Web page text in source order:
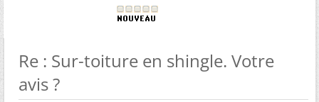
Re : Sur-toiture en shingle. Votre
avis ?